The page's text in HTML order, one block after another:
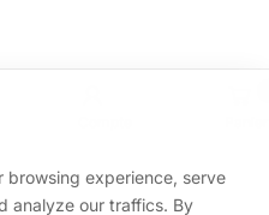
browsing experience, serve
analyze our traffics. By